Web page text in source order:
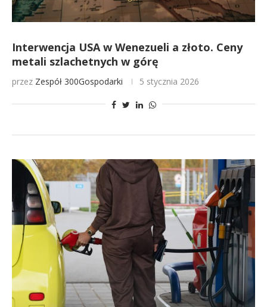
Interwencja USA w Wenezueli a złoto. Ceny
metali szlachetnych w górę
przez Zespół 300Gospodarki 5 stycznia 2026